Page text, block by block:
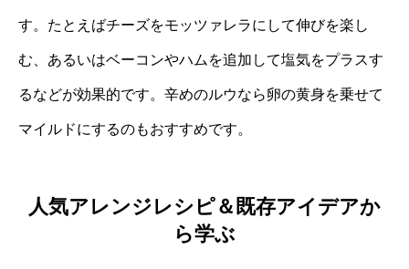
す。たとえばチーズをモッツァレラにして伸びを楽し
む、あるいはベーコンやハムを追加して塩気をプラスす
るなどが効果的です。辛めのルウなら卵の黄身を乗せて
マイルドにするのもおすすめです。
人気アレンジレシピ＆既存アイデアか
ら学ぶ